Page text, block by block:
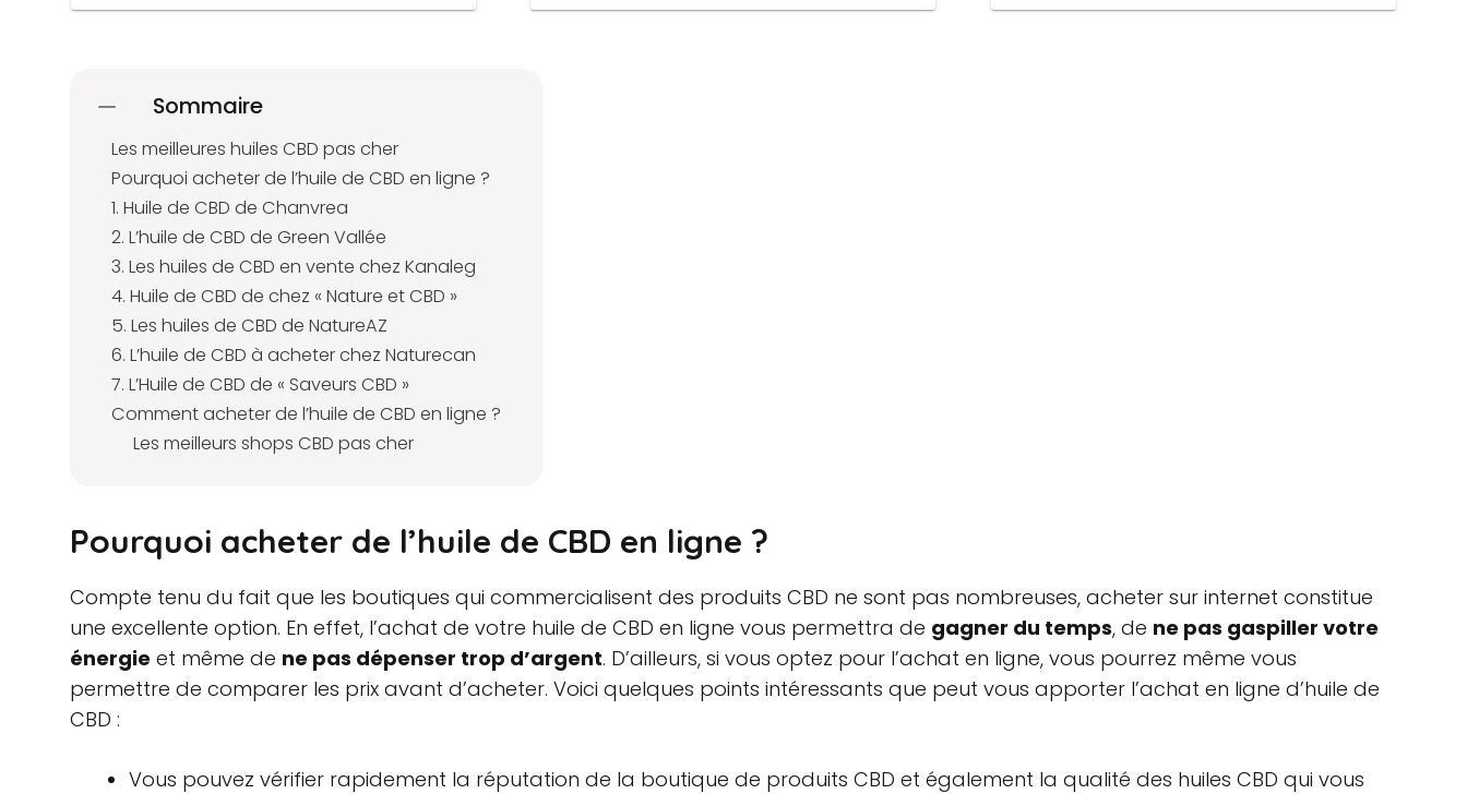
Sommaire
Les meilleures huiles CBD pas cher
Pourquoi acheter de l’huile de CBD en ligne ?
1. Huile de CBD de Chanvrea
2. L’huile de CBD de Green Vallée
3. Les huiles de CBD en vente chez Kanaleg
4. Huile de CBD de chez « Nature et CBD »
5. Les huiles de CBD de NatureAZ
6. L’huile de CBD à acheter chez Naturecan
7. L’Huile de CBD de « Saveurs CBD »
Comment acheter de l’huile de CBD en ligne ?
Les meilleurs shops CBD pas cher
Pourquoi acheter de l’huile de CBD en ligne ?
Compte tenu du fait que les boutiques qui commercialisent des produits CBD ne sont pas nombreuses, acheter sur internet constitue
une excellente option. En effet, l’achat de votre huile de CBD en ligne vous permettra de gagner du temps, de ne pas gaspiller votre
énergie et même de ne pas dépenser trop d’argent. D’ailleurs, si vous optez pour l’achat en ligne, vous pourrez même vous
permettre de comparer les prix avant d’acheter. Voici quelques points intéressants que peut vous apporter l’achat en ligne d’huile de
CBD :
Vous pouvez vérifier rapidement la réputation de la boutique de produits CBD et également la qualité des huiles CBD qui vous